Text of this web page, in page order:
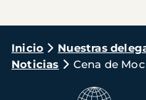
Ruta
de
navegación
Inicio Nuestras
Noticias
Cena de